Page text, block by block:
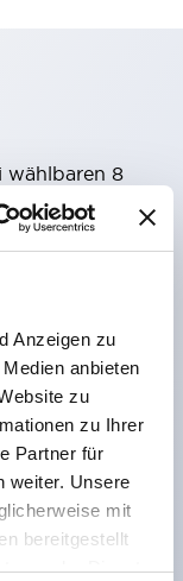
Anzeigen zu
anbieten
zu
zu Ihrer
Partner für
weiter. Unsere
mit
bereitgestellt
der Dienste
wählbaren 8
zudem
eine
mit
(Bei